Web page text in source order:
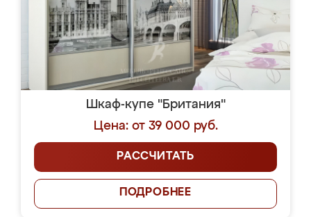
Шкаф-купе "Британия"
Цена: от 39 000 руб.
РАССЧИТАТЬ
ПОДРОБНЕЕ